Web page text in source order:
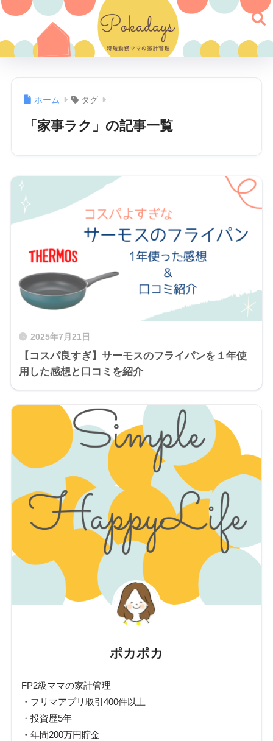
ホーム タグ
「家事ラク」の記事一覧
2025年7月21日
【コスパ良すぎ】サーモスのフライパンを１年使
用した感想と口コミを紹介
ポカポカ
FP2級ママの家計管理
・フリマアプリ取引400件以上
・投資歴5年
・年間200万円貯金